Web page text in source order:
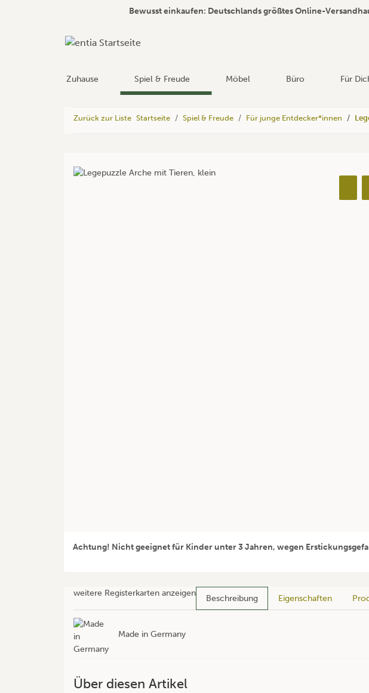
Bewusst einkaufen: Deutschlands größtes Online-
Zuhause Spiel & Freude Möbel Büro Für
Zurück zur Liste Startseite Spiel & Freude Für junge Entdecker*innen
Achtung! Nicht geeignet für Kinder unter 3 Jahren, wegen
weitere Registerkarten anzeigen
Beschreibung Eigenschaften
Made in Germany
Über diesen Artikel